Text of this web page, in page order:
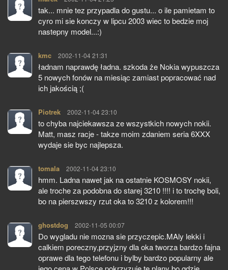
tak... mnie tez przypadla do gustu... o ile pamietam to
cyro mi sie konczy w lipcu 2003 wiec to bedzie moj
nastepny model...:)
kmc pisze:
2002-11-04 21:31
ładnam naprawdę ładna. szkoda że Nokia wypuszcza
5 nowych fonów na miesiąc zamiast popracować nad
ich jakością ;(
Piotrek pisze:
2002-11-04 23:10
to chyba najciekawsza ze wszystkich nowych nokii.
Matt, masz racje - takze moim zdaniem seria 6XXX
wydaje sie byc najlepsza.
tomala pisze:
2002-11-04 23:10
hmm. Ladna nawet jak na ostatnie KOSMOSY nokii,
ale troche za podobna do starej 3210 !!!! i to trochę boli,
bo na pierszwszy rzut oka to 3210 z kolorem!!!
ghostdog pisze:
2002-11-05 00:07
Do wygladu nie mozna sie przyczepic.MAly lekki i
calkiem poreczny,przyjzny dla oka tworza bardzo fajna
oprawe dla tego telefonu i bylby bardzo popularny ale